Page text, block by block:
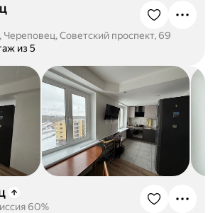
Череповец, Советский проспект, 69
из 5
60%